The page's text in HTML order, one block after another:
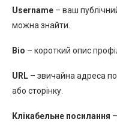
Username – ваш
можна знайти.
Bio – короткий опис
URL – звичайна адреса
або сторінку.
Клікабельне посилання